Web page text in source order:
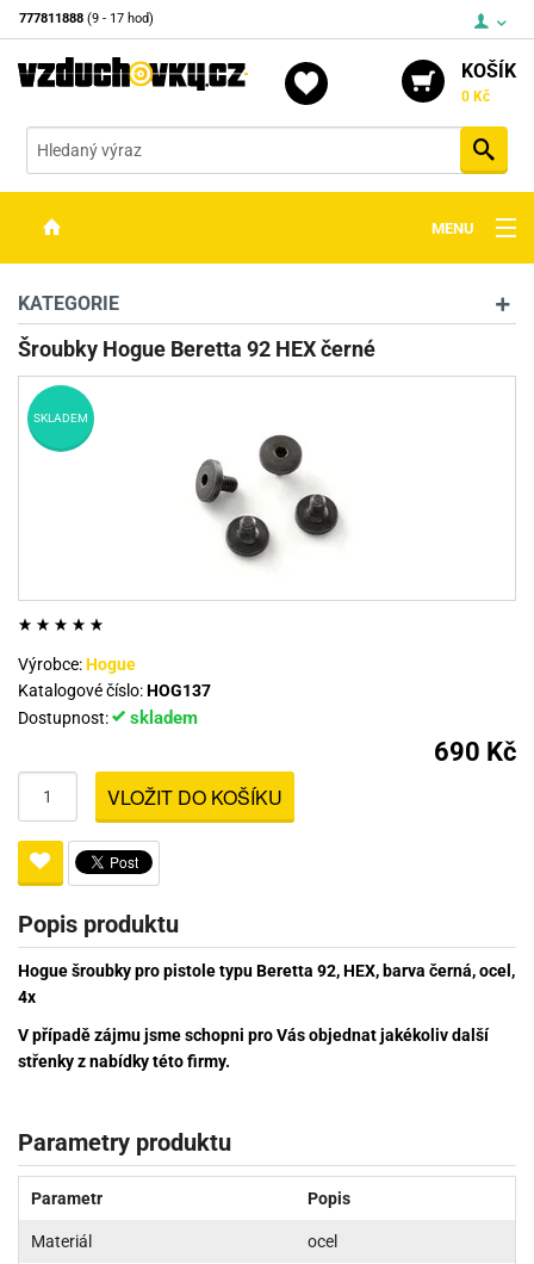
777811888 (9 - 17 hod)
KOŠÍK
0 Kč
MENU
OPTIKA
STŘELIVO
PŘÍSLUŠENSTVÍ
KATEGORIE
Šroubky Hogue Beretta 92 HEX černé
SKLADEM
Výrobce:Hogue
Katalogové číslo:HOG137
Dostupnost:
skladem
690 Kč
VLOŽIT DO KOŠÍKU
Popis produktu
Hogue šroubky pro pistole typu Beretta 92, HEX, barva černá, ocel,
4x
V případě zájmu jsme schopni pro Vás objednat jakékoliv další
střenky z nabídky této firmy.
Parametry produktu
Parametr Popis
Materiál ocel